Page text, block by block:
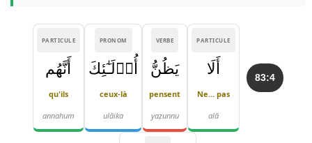
83:4
PARTICULE
أَلَا
Ne... pas
alā
VERBE
يَظُنُّ
pensent
yaẓunnu
PRONOM
أُو۟لَـٰٓئِكَ
ceux-là
ulāika
PARTICULE
أَنَّهُم
qu'ils
annahum